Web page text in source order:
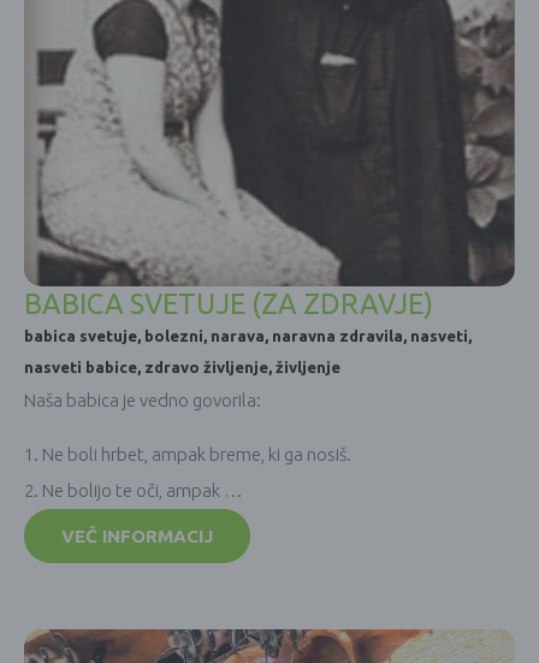
BABICA SVETUJE (ZA ZDRAVJE)
babica svetuje bolezni narava naravna zdravila nasveti
nasveti babice zdravo življenje življenje
Naša babica je vedno govorila:
1. Ne boli hrbet, ampak breme, ki ga nosiš.
2. Ne bolijo te oči, ampak …
VEČ INFORMACIJ